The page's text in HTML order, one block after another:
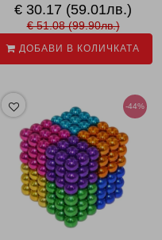
€ 30.17 (59.01лв.)
€ 51.08 (99.90лв.)
ДОБАВИ В КОЛИЧКАТА
-44%